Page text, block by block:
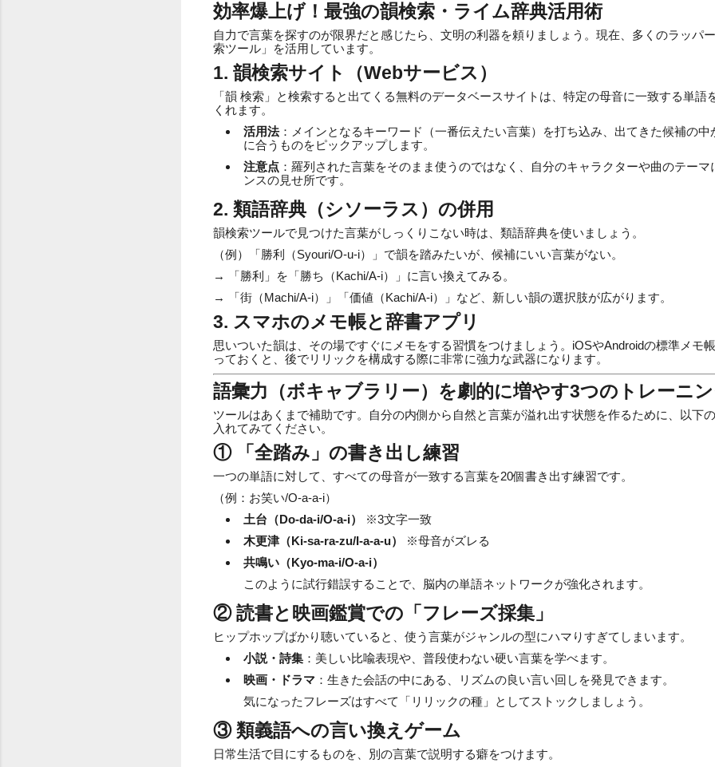
効率爆上げ！最強の韻検索・ライム辞典活用術
自力で言葉を探すのが限界だと感じたら、文明の利器を頼りましょう。現在、多くのラッパ
索ツール」を活用しています。
1. 韻検索サイト（Webサービス）
「韻 検索」と検索すると出てくる無料のデータベースサイトは、特定の母音に一致する単語
くれます。
活用法：メインとなるキーワード（一番伝えたい言葉）を打ち込み、出てきた候補の
に合うものをピックアップします。
注意点 ：羅列された言葉をそのまま使うのではなく、自分のキャラクターや曲のテー
ンスの見せ所です。
2. 類語辞典（シソーラス）の併用
韻検索ツールで見つけた言葉がしっくりこない時は、類語辞典を使いましょう。
（例）「勝利（Syouri/O-u-i）」で韻を踏みたいが、候補にいい言葉がない。
→ 「勝利」を「勝ち（Kachi/A-i）」に言い換えてみる。
→ 「街（Machi/A-i）」「価値（Kachi/A-i）」など、新しい韻の選択肢が広がります。
3. スマホのメモ帳と辞書アプリ
思いついた韻は、その場ですぐにメモをする習慣をつけましょう。iOSやAndroidの標準メモ
っておくと、後でリリックを構成する際に非常に強力な武器になります。
語彙力（ボキャブラリー）を劇的に増やす3つのトレーニ
ツールはあくまで補助です。自分の内側から自然と言葉が溢れ出す状態を作るために、以下
入れてみてください。
① 「全踏み」の書き出し練習
一つの単語に対して、すべての母音が一致する言葉を20個書き出す練習です。
（例：お笑い/O-a-a-i）
土台（Do-da-i/O-a-i）
※3文字一致
木更津（Ki-sa-ra-zu/I-a-a-u）
※母音がズレる
共鳴い（Kyo-ma-i/O-a-i）
このように試行錯誤することで、脳内の単語ネットワークが強化されます。
② 読書と映画鑑賞での「フレーズ採集」
ヒップホップばかり聴いていると、使う言葉がジャンルの型にハマりすぎてしまいます。
小説・詩集 ：美しい比喩表現や、普段使わない硬い言葉を学べます。
映画・ドラマ ：生きた会話の中にある、リズムの良い言い回しを発見できます。
気になったフレーズはすべて「リリックの種」としてストックしましょう。
③ 類義語への言い換えゲーム
日常生活で目にするものを、別の言葉で説明する癖をつけます。